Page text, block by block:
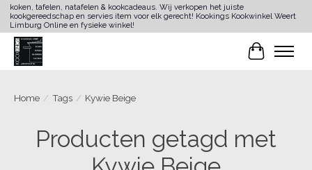
koken, tafelen, natafelen & kookcadeaus. Wij verkopen het juiste
kookgereedschap en servies item voor elk gerecht! Kookings Kookwinkel Weert
Limburg Online en fysieke winkel!
Home / Tags / Kywie Beige
Producten getagd met